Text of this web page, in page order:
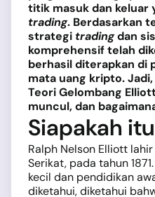
titik masuk dan keluar
trading. Berdasarkan
strategi tradingdan
komprehensif telah
berhasil diterapkan di
mata uang kripto.
Teori Gelombang
muncul, dan
Siapakah
Ralph Nelson Elliott
Serikat, pada tahun
kecil dan pendidikan
diketahui, diketahui